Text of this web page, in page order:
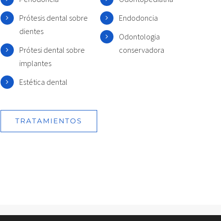
Prótesis dental sobre
dientes
Prótesi dental sobre
implantes
Estética dental
Endodoncia
Odontologia
conservadora
TRATAMIENTOS